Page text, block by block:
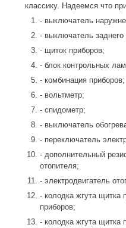
классику. Надеемся что
- выключатель
- выключатель заднего
- щиток приборов;
- блок контрольных
- комбинация приборов;
- вольтметр;
- спидометр;
- выключатель
- переключатель
- дополнительный
отопителя;
- электродвигатель
- колодка жгута щитка
приборов;
- колодка жгута щитка